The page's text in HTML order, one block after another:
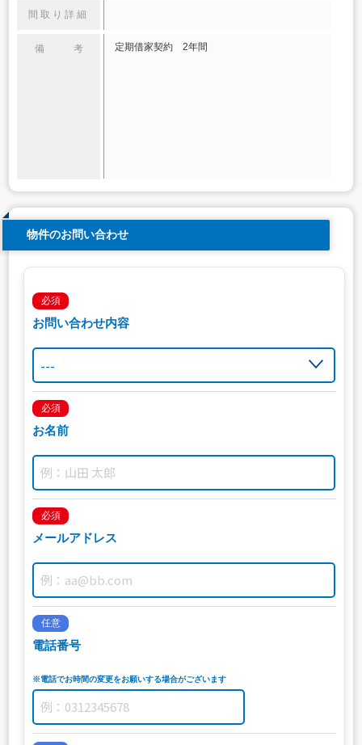
間取り詳細
備 考 定期借家契約 2年間
物件のお問い合わせ
必須
お問い合わせ内容
必須
お名前
必須
メールアドレス
任意
電話番号
※電話でお時間の変更をお願いする場合がございます